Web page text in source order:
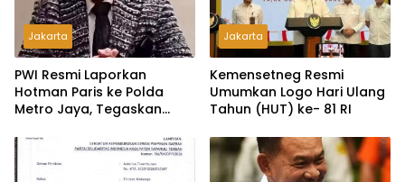
Jakarta
PWI Resmi Laporkan
Hotman Paris ke Polda
Metro Jaya, Tegaskan
Martabat Wartawan
Jakarta
Kemensetneg Resmi
Umumkan Logo Hari Ulang
Tahun (HUT) ke- 81 RI